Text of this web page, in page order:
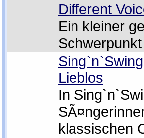
Different
Ein kleiner
Lieblos
In
klassischen